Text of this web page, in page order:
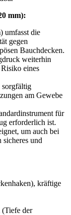
mm):
umfasst die
gegen
Bauchdecken.
weiterhin
eines
am Gewebe
für
erforderlich ist.
um auch bei
sicheres und
kräftige
der